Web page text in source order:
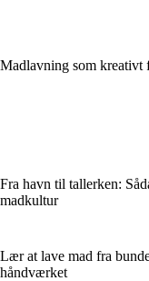
Madlavning som
Fra havn til tallerken:
madkultur
Lær at lave mad fra
håndværket